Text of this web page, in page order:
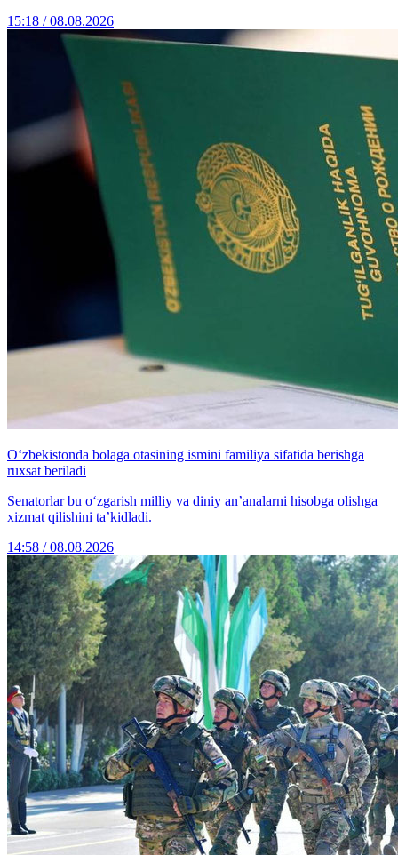
15:18 / 08.08.2026
O‘zbekistonda bolaga otasining ismini familiya sifatida berishga
ruxsat beriladi
Senatorlar bu o‘zgarish milliy va diniy an’analarni hisobga olishga
xizmat qilishini ta’kidladi.
14:58 / 08.08.2026